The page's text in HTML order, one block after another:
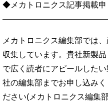
◆メカトロニクス記事掲載
メカトロニクス編集部では
収集しています。貴社新製品
で広く読者にアピールした
社の編集部までお申し込みく
ださい(メカトロニクス編集